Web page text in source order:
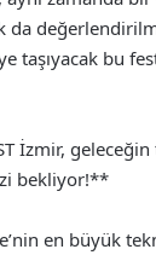
da
taşıyacak bu
İzmir,
bekliyor!**
en büyük